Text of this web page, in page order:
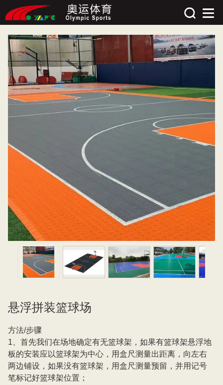
悬浮拼装篮球场
方法/步骤
1、首先我们在场地确定有无篮球架，如果有篮球架悬浮地
板的安装应以篮球架为中心，用盒尺测量出距离，向左右
两边铺设，如果没有篮球架，用盒尺测量预留，并用记号
笔标记好篮球架位置；